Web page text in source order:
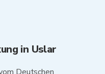
in Uslar